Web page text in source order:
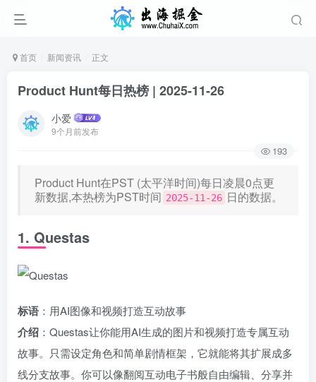
首页 新闻资讯 正文
Product Hunt每日热榜 | 2025-11-26
小爱
9个月前发布
193
Product Hunt在PST (太平洋时间)每日凌晨0点更
新数据,本热榜为PST时间 2025-11-26 日的数据。
1. Questas
标语 ：用AI图像和视频打造互动故事
介绍 ：Questas让你能用AI生成的图片和视频打造专属互动
故事。只需设定角色和简单剧情框架，它就能将其扩展成多
线分支故事。你可以像翻阅互动电子书般自由编辑、分享并